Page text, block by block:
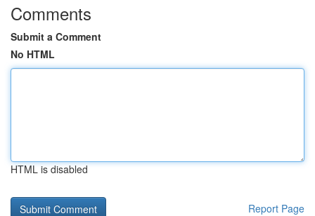
Comments
Submit a Comment
No HTML
HTML is disabled
Report Page